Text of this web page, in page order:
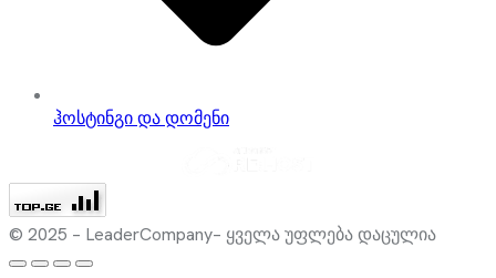
ჰოსტინგი და დომენი
© 2025 – LeaderCompany– ყველა უფლება დაცულია